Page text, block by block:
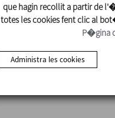
que hagin recollit a partir de
totes les cookies fent clic al
P�gina
Administra les cookies